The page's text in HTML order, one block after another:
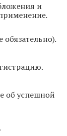
и
об успешной